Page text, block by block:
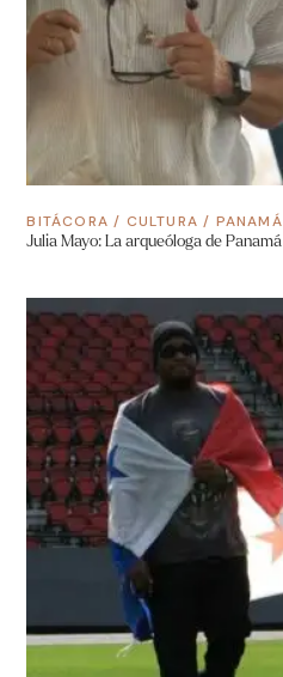
BITÁCORA / CULTURA / PANAMÁ
Julia Mayo: La arqueóloga de Panamá